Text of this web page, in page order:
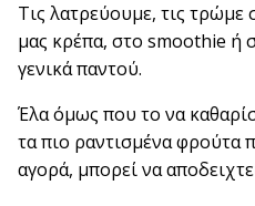
Τις λατρεύουμε, τις τρώμε
μας κρέπα, στο smoothie ή
γενικά παντού.
Έλα όμως που το να
τα πιο ραντισμένα
αγορά, μπορεί να